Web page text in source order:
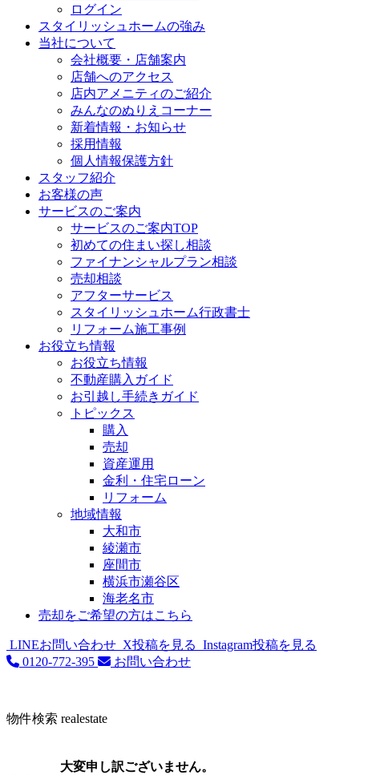
ログイン
スタイリッシュホームの強み
当社について
会社概要・店舗案内
店舗へのアクセス
店内アメニティのご紹介
みんなのぬりえコーナー
新着情報・お知らせ
採用情報
個人情報保護方針
スタッフ紹介
お客様の声
サービスのご案内
サービスのご案内TOP
初めての住まい探し相談
ファイナンシャルプラン相談
売却相談
アフターサービス
スタイリッシュホーム行政書士
リフォーム施工事例
お役立ち情報
お役立ち情報
不動産購入ガイド
お引越し手続きガイド
トピックス
購入
売却
資産運用
金利・住宅ローン
リフォーム
地域情報
大和市
綾瀬市
座間市
横浜市瀬谷区
海老名市
売却をご希望の方はこちら
LINEお問い合わせ X投稿を見る Instagram投稿を見る
0120-772-395
お問い合わせ
物件検索 realestate
大変申し訳ございません。